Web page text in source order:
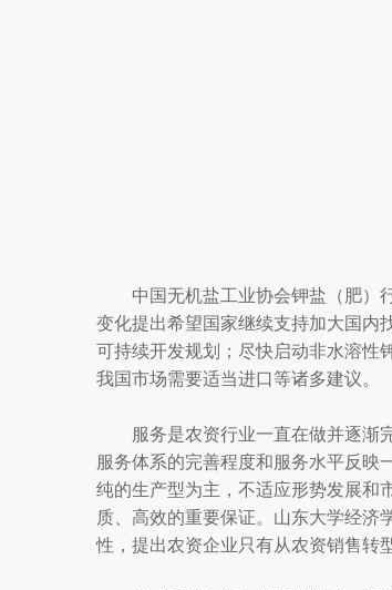
中国无机盐工业协会钾盐（肥）行
变化提出希望国家继续支持加大国内
可持续开发规划；尽快启动非水溶性
我国市场需要适当进口等诸多建议。
服务是农资行业一直在做并逐渐完
服务体系的完善程度和服务水平反映
纯的生产型为主，不适应形势发展和
质、高效的重要保证。山东大学经济
性，提出农资企业只有从农资销售转